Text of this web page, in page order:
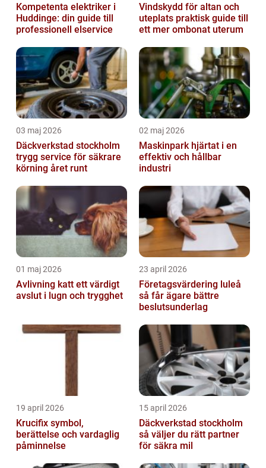
Kompetenta elektriker i
Huddinge: din guide till
professionell elservice
Vindskydd för altan och
uteplats praktisk guide till
ett mer ombonat uterum
03 maj 2026
Däckverkstad stockholm
trygg service för säkrare
körning året runt
02 maj 2026
Maskinpark hjärtat i en
effektiv och hållbar
industri
01 maj 2026
Avlivning katt ett värdigt
avslut i lugn och trygghet
23 april 2026
Företagsvärdering luleå
så får ägare bättre
beslutsunderlag
19 april 2026
Krucifix symbol,
berättelse och vardaglig
påminnelse
15 april 2026
Däckverkstad stockholm
så väljer du rätt partner
för säkra mil